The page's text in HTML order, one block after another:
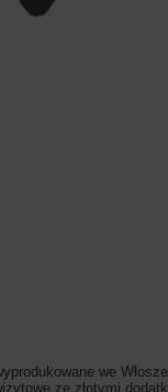
we
ze złotymi